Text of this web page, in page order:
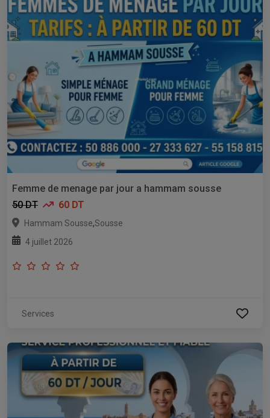
Femme de menage par jour a hammam sousse
50 DT
60 DT
Hammam Sousse,Sousse
4 juillet 2026
Services